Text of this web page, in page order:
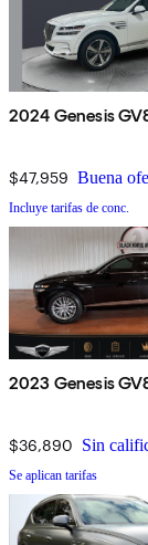
2024 Genesis
$47,959 Buena
Incluye tarifas de conc.
2023 Genesis
$36,890 Sin
Se aplican tarifas